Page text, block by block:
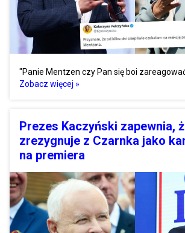
"Panie Mentzen czy Pan się boi
Zobacz więcej »
Prezes Kaczyński zapewnia,
zrezygnuje z Czarnka jako
na premiera